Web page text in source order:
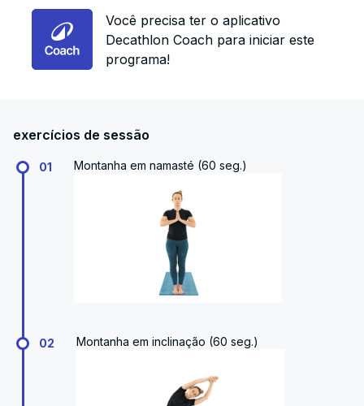
Você precisa ter o aplicativo
Decathlon Coach para iniciar este
programa!
exercícios de sessão
01 Montanha em namasté (60 seg.)
02 Montanha em inclinação (60 seg.)